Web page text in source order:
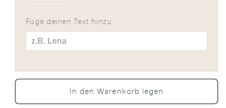
Füge deinen Text hinzu
In den Warenkorb legen